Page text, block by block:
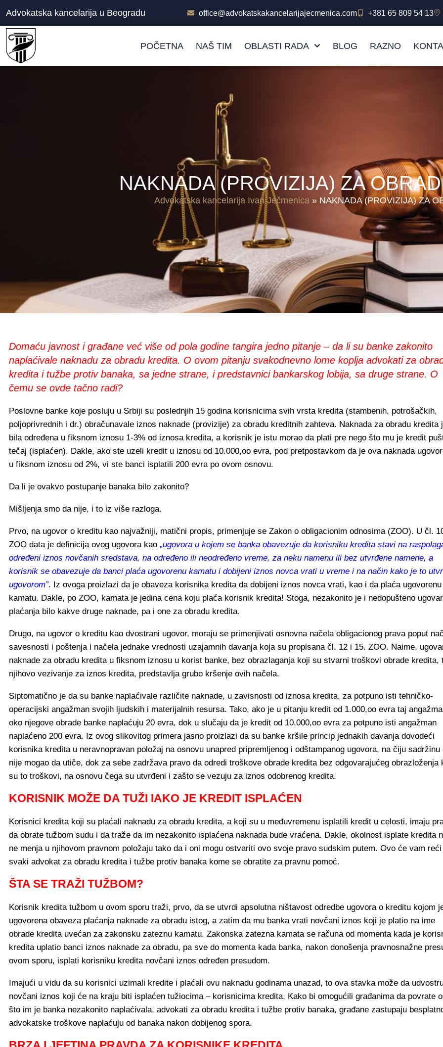
Advokatska kancelarija u Beogradu office@advokatskakancelarijajecmenica.com +381 65 809 54 13
POČETNA NAŠ TIM OBLASTI RADA BLOG RAZNO
NAKNADA (PROVIZIJA) ZA
Advokatska kancelarija Ivan Ječmenica » NAKNADA (PROVIZIJA) ZA
Domaću javnost i građane već više od pola godine tangira jedno pitanje – da li su banke zakonito
naplaćivale naknadu za obradu kredita. O ovom pitanju svakodnevno lome koplja advokati za
kredita i tužbe protiv banaka, sa jedne strane, i predstavnici bankarskog lobija, sa druge strane. O
čemu se ovde tačno radi?
Poslovne banke koje posluju u Srbiji su poslednjih 15 godina korisnicima svih vrsta kredita (stambenih, potrošačkih,
poljoprivrednih i dr.) obračunavale iznos naknade (provizije) za obradu kreditnih zahteva. Naknada za obradu kredita
bila određena u fiksnom iznosu 1-3% od iznosa kredita, a korisnik je istu morao da plati pre nego što mu je kredit
tečaj (isplaćen). Dakle, ako ste uzeli kredit u iznosu od 10.000,oo evra, pod pretpostavkom da je ova naknada
u fiksnom iznosu od 2%, vi ste banci isplatili 200 evra po ovom osnovu.
Da li je ovakvo postupanje banaka bilo zakonito?
Mišljenja smo da nije, i to iz više razloga.
Prvo, na ugovor o kreditu kao najvažniji, matični propis, primenjuje se Zakon o obligacionim odnosima (ZOO). U čl.
ZOO data je definicija ovog ugovora kao „ugovora u kojem se banka obavezuje da korisniku kredita stavi na
određeni iznos novčanih sredstava, na određeno ili neodređeno vreme, za neku namenu ili bez utvrđene namene, a
korisnik se obavezuje da banci plaća ugovorenu kamatu i dobijeni iznos novca vrati u vreme i na način kako je to
ugovorom”. Iz ovoga proizlazi da je obaveza korisnika kredita da dobijeni iznos novca vrati, kao i da plaća ugovorenu
kamatu. Dakle, po ZOO, kamata je jedina cena koju plaća korisnik kredita! Stoga, nezakonito je i nedopušteno
plaćanja bilo kakve druge naknade, pa i one za obradu kredita.
Drugo, na ugovor o kreditu kao dvostrani ugovor, moraju se primenjivati osnovna načela obligacionog prava poput
savesnosti i poštenja i načela jednake vrednosti uzajamnih davanja koja su propisana čl. 12 i 15. ZOO. Naime,
naknade za obradu kredita u fiksnom iznosu u korist banke, bez obrazlaganja koji su stvarni troškovi obrade kredita,
njihovo vezivanje za iznos kredita, predstavlja grubo kršenje ovih načela.
Siptomatično je da su banke naplaćivale različite naknade, u zavisnosti od iznosa kredita, za potpuno isti tehničko-
operacijski angažman svojih ljudskih i materijalnih resursa. Tako, ako je u pitanju kredit od 1.000,oo evra taj
oko njegove obrade banke naplaćuju 20 evra, dok u slučaju da je kredit od 10.000,oo evra za potpuno isti angažman
naplaćeno 200 evra. Iz ovog slikovitog primera jasno proizlazi da su banke kršile princip jednakih davanja dovodeći
korisnika kredita u neravnopravan položaj na osnovu unapred pripremljenog i odštampanog ugovora, na čiju sadržinu
nije mogao da utiče, dok za sebe zadržava pravo da odredi troškove obrade kredita bez odgovarajućeg obrazloženja
su to troškovi, na osnovu čega su utvrđeni i zašto se vezuju za iznos odobrenog kredita.
KORISNIK MOŽE DA TUŽI IAKO JE KREDIT ISPLAĆEN
Korisnici kredita koji su plaćali naknadu za obradu kredita, a koji su u međuvremenu isplatili kredit u celosti, imaju
da obrate tužbom sudu i da traže da im nezakonito isplaćena naknada bude vraćena. Dakle, okolnost isplate kredita
ne menja u njihovom pravnom položaju tako da i oni mogu ostvariti ovo svoje pravo sudskim putem. Ovo će vam reći
svaki advokat za obradu kredita i tužbe protiv banaka kome se obratite za pravnu pomoć.
ŠTA SE TRAŽI TUŽBOM?
Korisnik kredita tužbom u ovom sporu traži, prvo, da se utvrdi apsolutna ništavost odredbe ugovora o kreditu kojom
ugovorena obaveza plaćanja naknade za obradu istog, a zatim da mu banka vrati novčani iznos koji je platio na ime
obrade kredita uvećan za zakonsku zateznu kamatu. Zakonska zatezna kamata se računa od momenta kada je
kredita uplatio banci iznos naknade za obradu, pa sve do momenta kada banka, nakon donošenja pravnosnažne
ovom sporu, isplati korisniku kredita novčani iznos određen presudom.
Imajući u vidu da su korisnici uzimali kredite i plaćali ovu naknadu godinama unazad, to ova stavka može da
novčani iznos koji će na kraju biti isplaćen tužiocima – korisnicima kredita. Kako bi omogućili građanima da povrate
što im je banka nezakonito naplaćivala, advokati za obradu kredita i tužbe protiv banaka, građane zastupaju
advokatske troškove naplaćuju od banaka nakon dobijenog spora.